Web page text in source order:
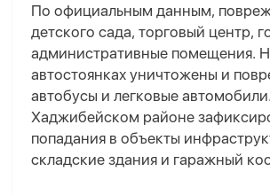
По официальным данным,
детского сада, торговый центр,
административные помещения.
автостоянках уничтожены и
автобусы и легковые
Хаджибейском районе
попадания в объекты
складские здания и гаражный